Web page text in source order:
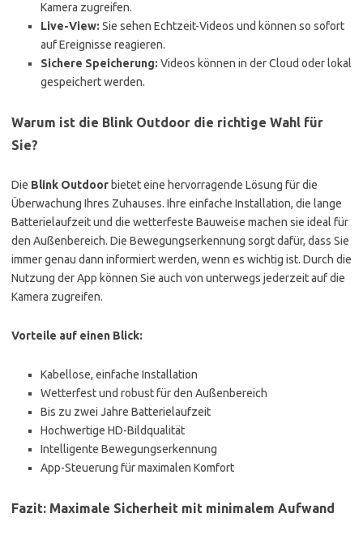
Kamera zugreifen.
Live-View: Sie sehen Echtzeit-Videos und können so sofort
auf Ereignisse reagieren.
Sichere Speicherung: Videos können in der Cloud oder lokal
gespeichert werden.
Warum ist die Blink Outdoor die richtige Wahl für
Sie?
Die Blink Outdoor bietet eine hervorragende Lösung für die
Überwachung Ihres Zuhauses. Ihre einfache Installation, die lange
Batterielaufzeit und die wetterfeste Bauweise machen sie ideal für
den Außenbereich. Die Bewegungserkennung sorgt dafür, dass Sie
immer genau dann informiert werden, wenn es wichtig ist. Durch die
Nutzung der App können Sie auch von unterwegs jederzeit auf die
Kamera zugreifen.
Vorteile auf einen Blick:
Kabellose, einfache Installation
Wetterfest und robust für den Außenbereich
Bis zu zwei Jahre Batterielaufzeit
Hochwertige HD-Bildqualität
Intelligente Bewegungserkennung
App-Steuerung für maximalen Komfort
Fazit: Maximale Sicherheit mit minimalem Aufwand